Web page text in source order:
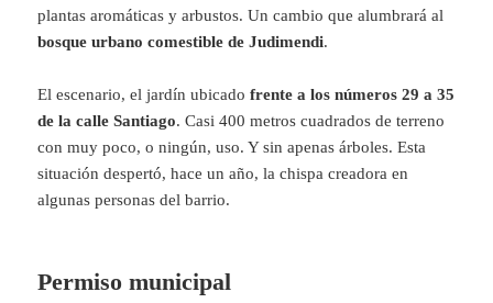
plantas aromáticas y arbustos. Un cambio que alumbrará al
bosque urbano comestible de Judimendi.
El escenario, el jardín ubicadofrente a los números 29 a 35
de la calle Santiago. Casi 400 metros cuadrados de terreno
con muy poco, o ningún, uso. Y sin apenas árboles. Esta
situación despertó, hace un año, la chispa creadora en
algunas personas del barrio.
Permiso municipal